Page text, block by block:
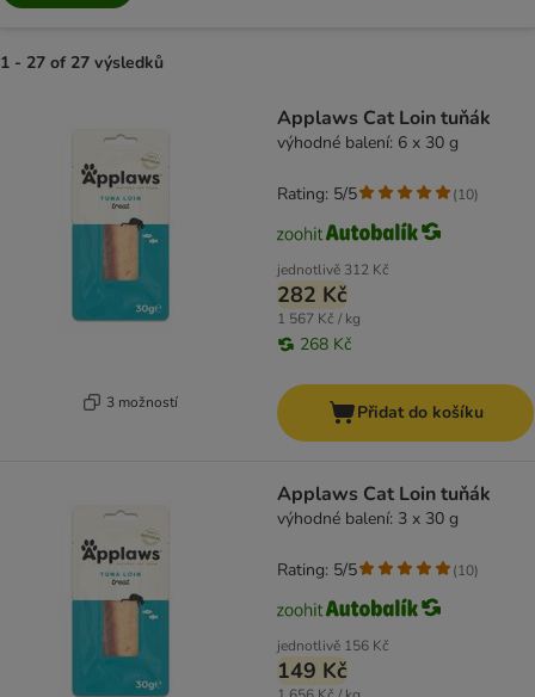
1 - 27 of 27 výsledků
3 možností
Applaws Cat Loin tuňák
výhodné balení: 6 x 30 g
jednotlivě 312 Kč
282 Kč
1 567 Kč / kg
268 Kč
Rating: 5/5 (10)
Přidat do košíku
Applaws Cat Loin tuňák
výhodné balení: 3 x 30 g
jednotlivě 156 Kč
149 Kč
Rating: 5/5 (10)